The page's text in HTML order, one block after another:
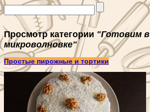
Просмотр категории "Готовим в
микроволновке"
Простые пирожные и тортики